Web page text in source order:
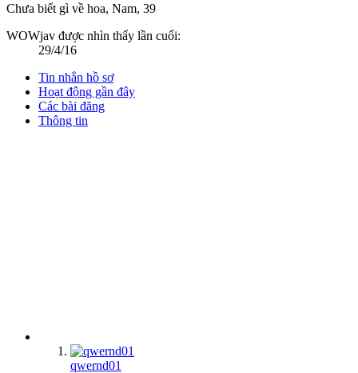
Chưa biết gì về hoa, Nam, 39
WOWjav được nhìn thấy lần cuối:
29/4/16
Tin nhắn hồ sơ
Hoạt động gần đây
Các bài đăng
Thông tin
qwernd01